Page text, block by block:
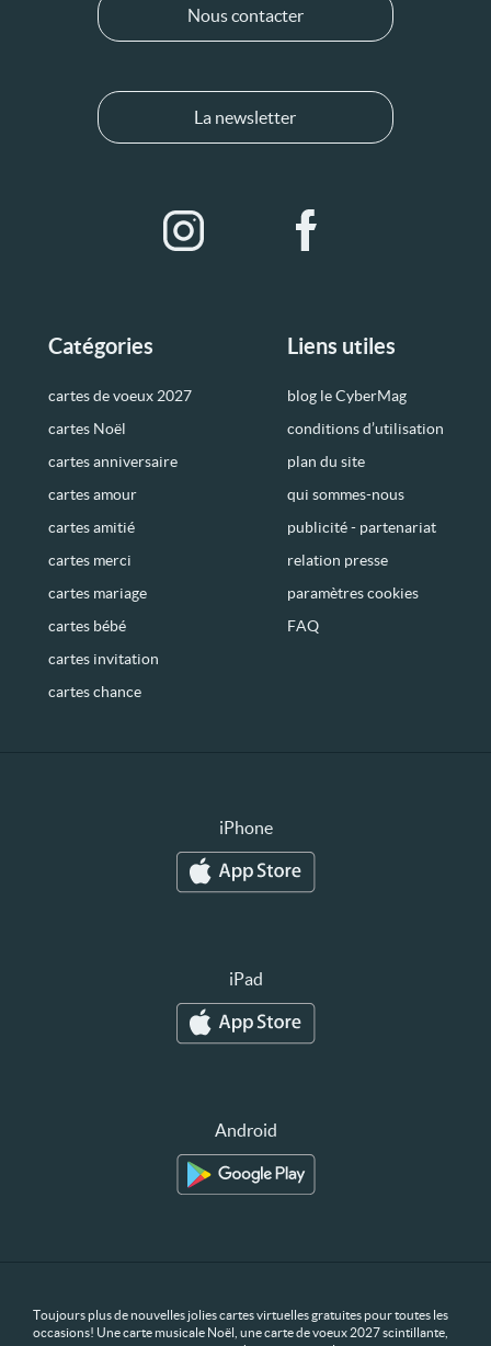
Catégories
cartes de voeux 2027
cartes Noël
cartes anniversaire
cartes amour
cartes amitié
cartes merci
cartes mariage
cartes bébé
cartes invitation
cartes chance
Liens utiles
blog le CyberMag
conditions d’utilisation
plan du site
qui sommes-nous
publicité - partenariat
relation presse
paramètres cookies
FAQ
Nous contacter
La newsletter
iPhone
iPad
Android
Toujours plus de nouvelles jolies cartes virtuelles gratuites pour toutes les
occasions! Une carte musicale Noël, une carte de voeux 2027 scintillante,